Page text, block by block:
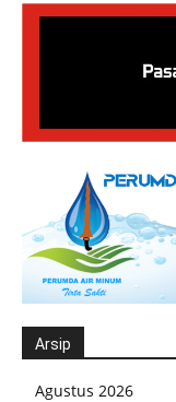
Arsip
Agustus 2026